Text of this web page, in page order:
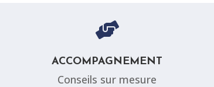

ACCOMPAGNEMENT
Conseils sur mesure